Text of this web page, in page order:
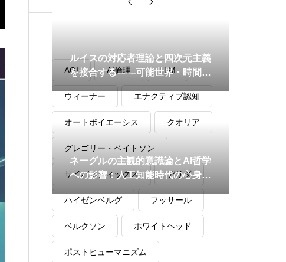
ルイスの対応者理論と四次元主義
を接合する――可能世界・時間的
部分・自己同一性の再構成
ネーグルの主観的意識論とAI哲学
への影響：人工知能時代の心身問
題を読み解く
AGI AI倫理 LLM
ウィーナー エナクティブ認知
オートポイエーシス クオリア
グレゴリー・ベイトソン
サイバネティックス デリダ
ハイゼンベルグ フッサール
ベルクソン ホワイトヘッド
ポストヒューマニズム